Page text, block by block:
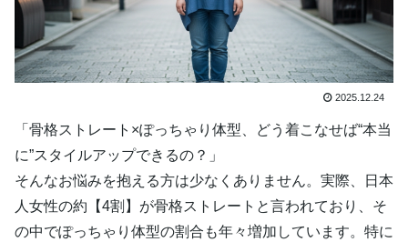
2025.12.24
「骨格ストレート×ぽっちゃり体型、どう着こなせば“本当
に”スタイルアップできるの？」
そんなお悩みを抱える方は少なくありません。実際、日本
人女性の約【4割】が骨格ストレートと言われており、そ
の中でぽっちゃり体型の割合も年々増加しています。特に